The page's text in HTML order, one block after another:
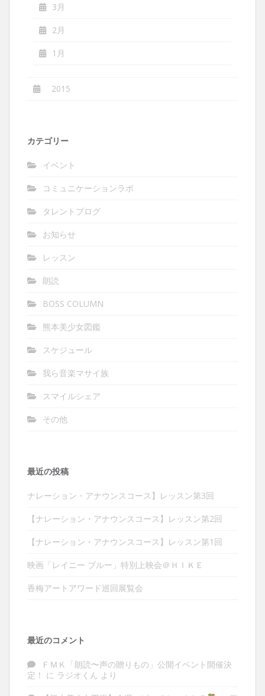
3月
2月
1月
2015
カテゴリー
イベント
コミュニケーションラボ
タレントブログ
お知らせ
レッスン
朗読
BOSS COLUMN
熊本美少女図鑑
スケジュール
我ら音楽マサイ族
スマイルシェア
その他
最近の投稿
ナレーション・アナウンスコース】レッスン第3回
【ナレーション・アナウンスコース】レッスン第2回
【ナレーション・アナウンスコース】レッスン第1回
映画「レイニー ブルー」特別上映会＠ＨＩＫＥ
香梅アートアワード巡回展覧会
最近のコメント
ＦＭＫ「朗読〜声の贈りもの」公開イベント開催決
定！ に ラジオくん より